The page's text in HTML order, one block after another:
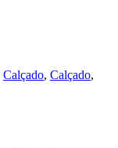
Calçado, Calçado,